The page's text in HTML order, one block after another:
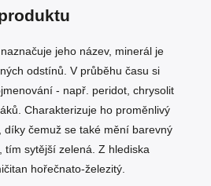
jeho název, minerál je
odstínů. V průběhu času si
- např. peridot, chrysolit
Charakterizuje ho proměnlivý
díky čemuž se také mění barevný
sytější zelená. Z hlediska
hořečnato-železitý.